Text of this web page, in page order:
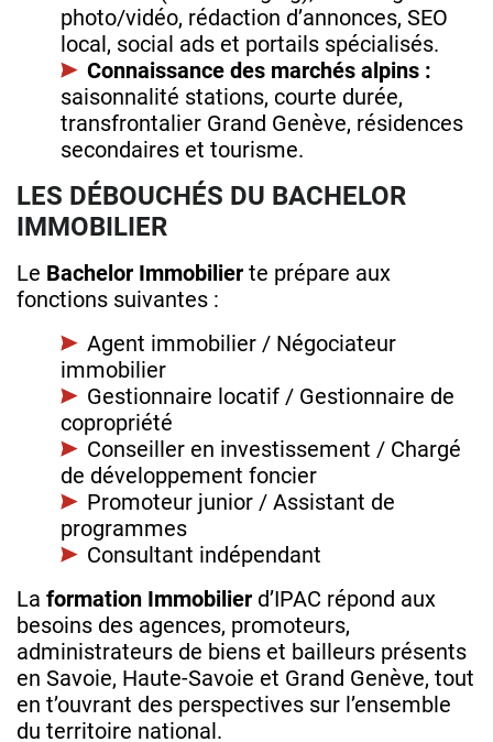
photo/vidéo, rédaction d’annonces, SEO
local, social ads et portails spécialisés.
Connaissance des marchés alpins :
saisonnalité stations, courte durée,
transfrontalier Grand Genève, résidences
secondaires et tourisme.
LES DÉBOUCHÉS DU BACHELOR
IMMOBILIER
Le Bachelor Immobilier te prépare aux
fonctions suivantes :
Agent immobilier / Négociateur
immobilier
Gestionnaire locatif / Gestionnaire de
copropriété
Conseiller en investissement / Chargé
de développement foncier
Promoteur junior / Assistant de
programmes
Consultant indépendant
La formation Immobilier d’IPAC répond aux
besoins des agences, promoteurs,
administrateurs de biens et bailleurs présents
en Savoie, Haute‑Savoie et Grand Genève, tout
en t’ouvrant des perspectives sur l’ensemble
du territoire national.